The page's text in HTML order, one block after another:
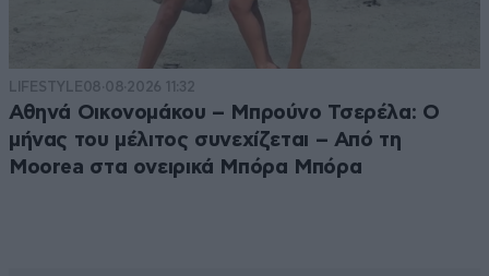
LIFESTYLE08·08·2026 11:32
Αθηνά Οικονομάκου – Μπρούνο Τσερέλα: Ο
μήνας του μέλιτος συνεχίζεται – Από τη
Moorea στα ονειρικά Μπόρα Μπόρα